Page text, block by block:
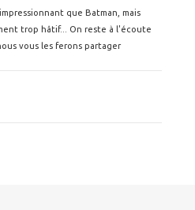
que Batman, mais
trop hâtif... On reste à l'écoute
vous les ferons partager